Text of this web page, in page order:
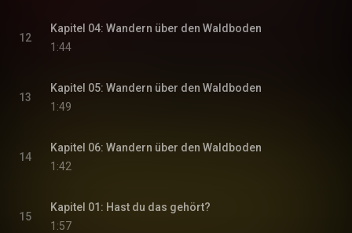
12
Kapitel 04: Wandern über den Waldboden
1:44
13
Kapitel 05: Wandern über den Waldboden
1:49
14
Kapitel 06: Wandern über den Waldboden
1:42
15
Kapitel 01: Hast du das gehört?
1:57